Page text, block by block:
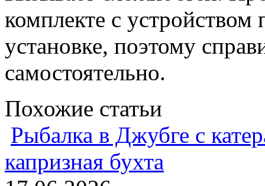
комплекте с
установке, поэтому
самостоятельно.
Похожие статьи
Рыбалка в Джубге с
капризная бухта